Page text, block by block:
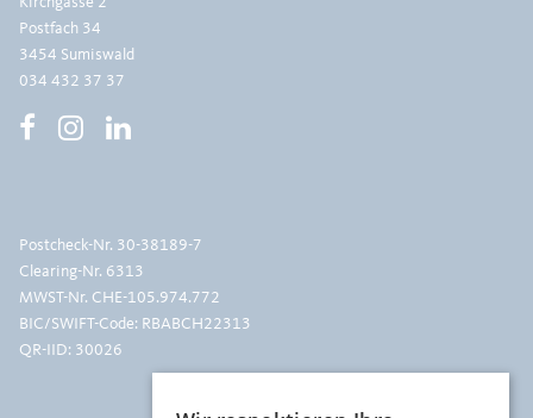
Postfach 34
3454 Sumiswald
034 432 37 37
Postcheck-Nr. 30-38189-7
Clearing-Nr. 6313
MWST-Nr. CHE-105.974.772
BIC/SWIFT-Code: RBABCH22313
QR-IID: 30026